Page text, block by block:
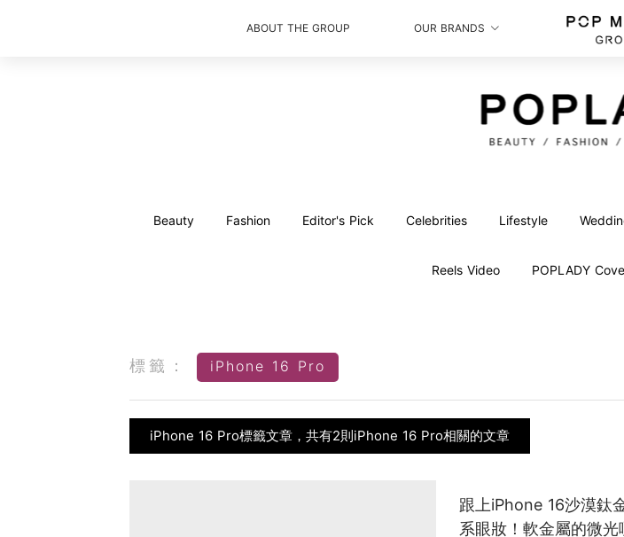
ABOUT THE GROUP OUR BRANDS
Beauty Fashion Editor's Pick Celebrities Lifestyle
Reels Video POPLADY
標籤： iPhone 16 Pro
iPhone 16 Pro標籤文章，共有2則iPhone 16 Pro相關的文章
跟上iPhone 16沙漠鈦
系眼妝！軟金屬的微光